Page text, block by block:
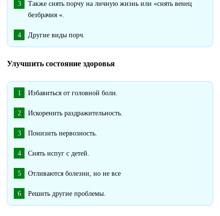
Также снять порчу на личную жизнь или «снять венец
безбрачия «.
Другие виды порч.
Улучшить состояние здоровья
Избавиться от головной боли.
Искоренить раздражительность.
Понизить нервозность.
Снять испуг с детей.
Отливаются болезни, но не все
Решить другие проблемы.